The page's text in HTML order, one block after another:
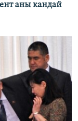
аны кандай